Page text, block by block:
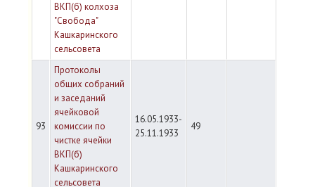
ВКП(б) колхоза
"Свобода"
Кашкаринского
сельсовета
93
Протоколы
общих собраний
и заседаний
ячейковой
комиссии по
чистке ячейки
ВКП(б)
Кашкаринского
сельсовета
16.05.1933-
25.11.1933
49